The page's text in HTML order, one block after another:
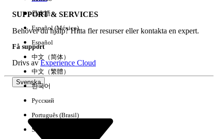
Rensa alla Klart
SUPPORT & SERVICES
Behöver du hjälp? Hitta fler resurser eller kontakta en expert.
Få support
Drivs avExperience Cloud
Svenska
日本語
Español (México)
Español
中文（简体）
中文（繁體）
한국어
Русский
Português (Brasil)
Suomi